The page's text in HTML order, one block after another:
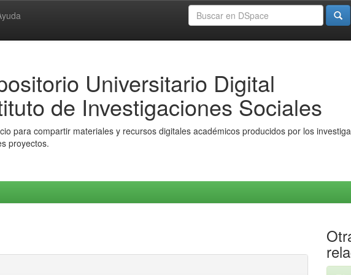
Universitario Digital
de Investigaciones Sociales
para compartir materiales y recursos digitales académicos producidos por los
proyectos.